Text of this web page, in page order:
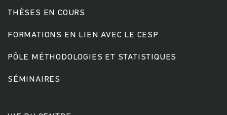
THÈSES EN COURS
FORMATIONS EN LIEN AVEC LE CESP
PÔLE MÉTHODOLOGIES ET STATISTIQUES
SÉMINAIRES